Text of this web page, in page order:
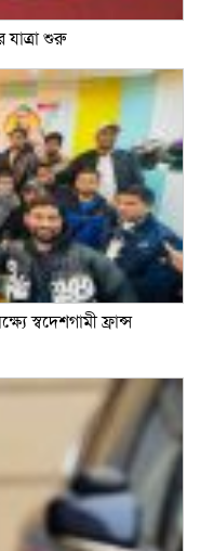
যাত্রা শুরু
স্বদেশগামী ফ্রান্স